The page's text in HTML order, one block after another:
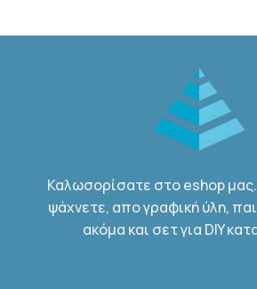
Καλωσορίσατε στο eshop μας.
ψάχνετε, απο γραφική ύλη,
ακόμα και σετ για DIY